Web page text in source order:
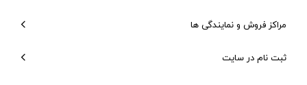
مراکز فروش و نمایندگی ها
ثبت نام در سایت